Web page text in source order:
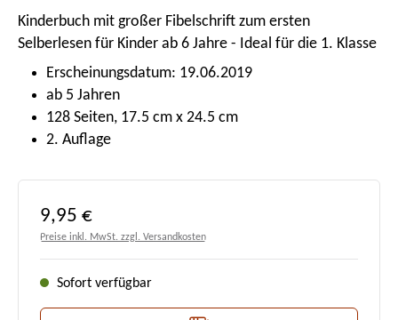
Kinderbuch mit großer Fibelschrift zum ersten
Selberlesen für Kinder ab 6 Jahre - Ideal für die 1. Klasse
Erscheinungsdatum: 19.06.2019
ab 5 Jahren
128 Seiten, 17.5 cm x 24.5 cm
2. Auflage
Regulärer Preis:
9,95 €
Preise inkl. MwSt. zzgl. Versandkosten
Sofort verfügbar